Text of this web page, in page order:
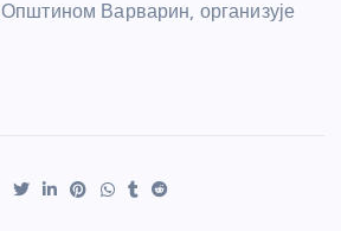
Општином Варварин, организује